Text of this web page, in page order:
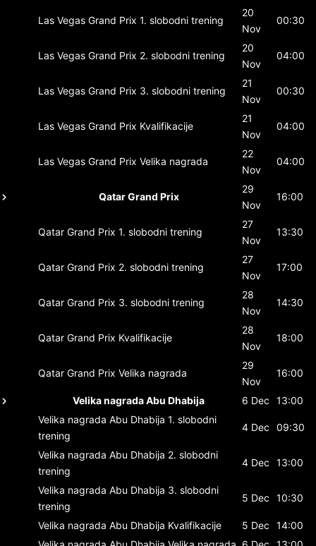
Las Vegas Grand Prix 1. slobodni trening
20
Nov
00:30
Las Vegas Grand Prix 2. slobodni trening
20
Nov
04:00
Las Vegas Grand Prix 3. slobodni trening
21
Nov
00:30
Las Vegas Grand Prix Kvalifikacije
21
Nov
04:00
Las Vegas Grand Prix Velika nagrada
22
Nov
04:00
Qatar Grand Prix
29
Nov
16:00
Qatar Grand Prix 1. slobodni trening
27
Nov
13:30
Qatar Grand Prix 2. slobodni trening
27
Nov
17:00
Qatar Grand Prix 3. slobodni trening
28
Nov
14:30
Qatar Grand Prix Kvalifikacije
28
Nov
18:00
Qatar Grand Prix Velika nagrada
29
Nov
16:00
Velika nagrada Abu Dhabija 6 Dec
13:00
Velika nagrada Abu Dhabija 1. slobodni
trening
4 Dec 09:30
Velika nagrada Abu Dhabija 2. slobodni
trening
4 Dec 13:00
Velika nagrada Abu Dhabija 3. slobodni
trening
5 Dec 10:30
Velika nagrada Abu Dhabija Kvalifikacije 5 Dec
14:00